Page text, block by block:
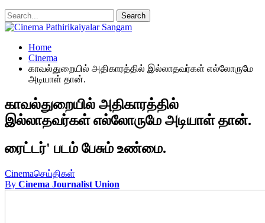
Home
Cinema
காவல்துறையில் அதிகாரத்தில் இல்லாதவர்கள் எல்லோருமே
அடியாள் தான்.
காவல்துறையில் அதிகாரத்தில்
இல்லாதவர்கள் எல்லோருமே அடியாள் தான்.
ரைட்டர்' படம் பேசும் உண்மை.
Cinemaசெய்திகள்
By Cinema Journalist Union